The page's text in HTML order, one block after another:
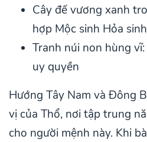
Cây đế vương xanh
hợp Mộc sinh Hỏa
Tranh núi non hùng
uy quyền
Hướng Tây Nam và Đông
vị của Thổ, nơi tập trung
cho người mệnh này. Khi